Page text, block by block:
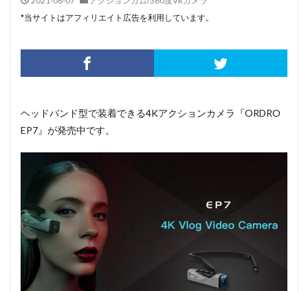
*当サイトはアフィリエイト広告を利用しています。
ヘッドバンド型で装着できる4Kアクションカメラ『ORDRO
EP7』が発売中です。